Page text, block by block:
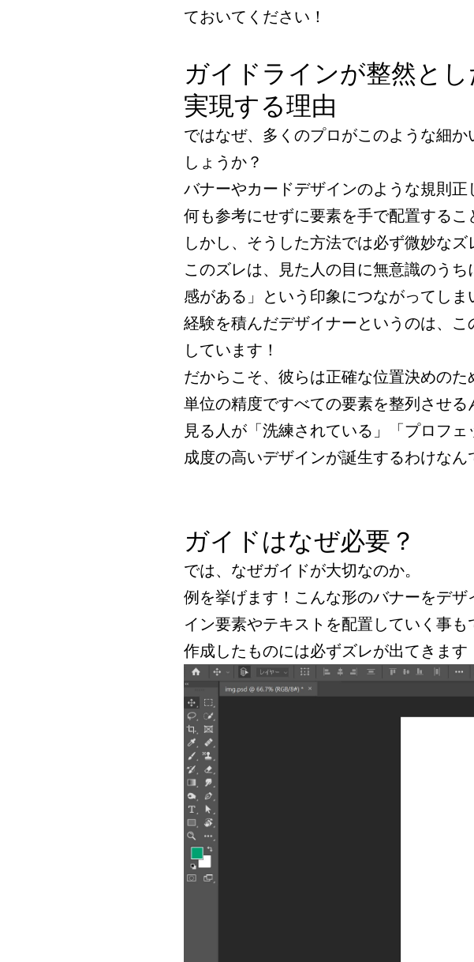
ておいてください！
ガイドラインが整然と
実現する理由
ではなぜ、多くのプロがこのような細
しょうか？
バナーやカードデザインのような規則正
何も参考にせずに要素を手で配置するこ
しかし、そうした方法では必ず微妙なズ
このズレは、見た人の目に無意識のう
感がある」という印象につながってしま
経験を積んだデザイナーというのは、
しています！
だからこそ、彼らは正確な位置決めのた
単位の精度ですべての要素を整列させる
見る人が「洗練されている」「プロフ
成度の高いデザインが誕生するわけなん
ガイドはなぜ必要？
では、なぜガイドが大切なのか。
例を挙げます！こんな形のバナーをデ
イン要素やテキストを配置していく事
作成したものには必ずズレが出てきます